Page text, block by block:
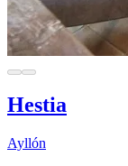
Hestia
Ayllón